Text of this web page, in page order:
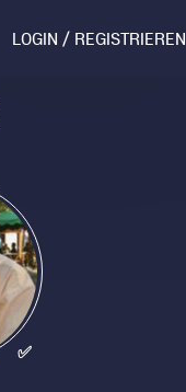
LOGIN / REGISTRIEREN
✅